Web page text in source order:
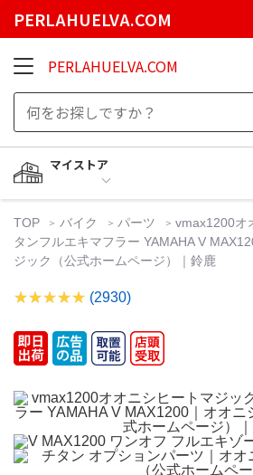
PERLAHUELVA.COM
PERLAHUELVA.COM
マイストア
TOP バイク パーツ
vmax1200オ
タンフルエキマフラー YAMAHA V
ジック（公式ホームページ）｜鈴鹿
(2930)